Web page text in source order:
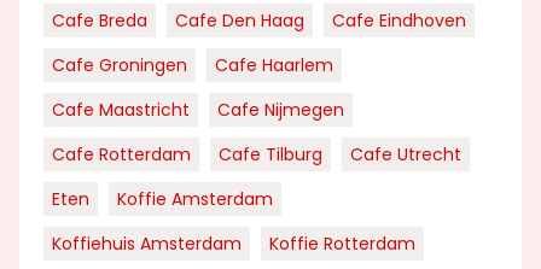
Cafe Breda Cafe Den Haag
Cafe Eindhoven
Cafe Groningen
Cafe Haarlem
Cafe Maastricht
Cafe Nijmegen
Cafe Rotterdam
Cafe Tilburg
Cafe Utrecht
Eten
Koffie Amsterdam
Koffiehuis Amsterdam
Koffie Rotterdam